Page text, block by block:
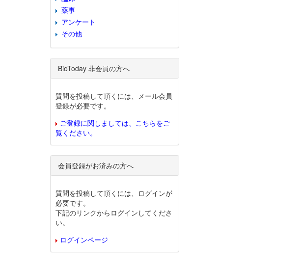
薬事
アンケート
その他
BioToday 非会員の方へ
質問を投稿して頂くには、メール会員
登録が必要です。
ご登録に関しましては、こちらをご
覧ください。
会員登録がお済みの方へ
質問を投稿して頂くには、ログインが
必要です。
下記のリンクからログインしてくださ
い。
ログインページ